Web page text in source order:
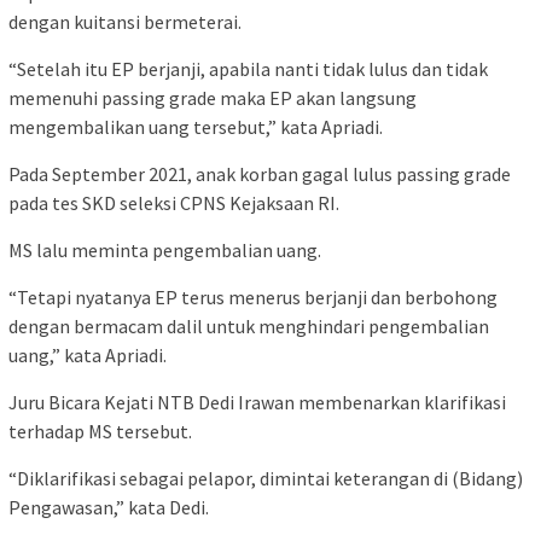
dengan kuitansi bermeterai.
“Setelah itu EP berjanji, apabila nanti tidak lulus dan tidak
memenuhi passing grade maka EP akan langsung
mengembalikan uang tersebut,” kata Apriadi.
Pada September 2021, anak korban gagal lulus passing grade
pada tes SKD seleksi CPNS Kejaksaan RI.
MS lalu meminta pengembalian uang.
“Tetapi nyatanya EP terus menerus berjanji dan berbohong
dengan bermacam dalil untuk menghindari pengembalian
uang,” kata Apriadi.
Juru Bicara Kejati NTB Dedi Irawan membenarkan klarifikasi
terhadap MS tersebut.
“Diklarifikasi sebagai pelapor, dimintai keterangan di (Bidang)
Pengawasan,” kata Dedi.